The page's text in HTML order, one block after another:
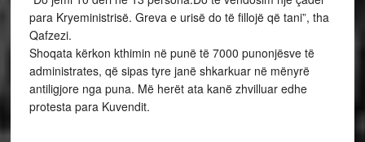
para Kryeministrisë. Greva e urisë do të fillojë që tani”, tha
Qafzezi.
Shoqata kërkon kthimin në punë të 7000 punonjësve të
administrates, që sipas tyre janë shkarkuar në mënyrë
antiligjore nga puna. Më herët ata kanë zhvilluar edhe
protesta para Kuvendit.